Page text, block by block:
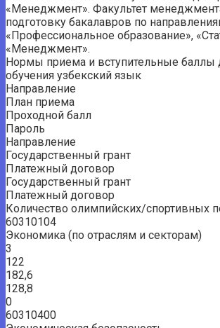
«Менеджмент». Факультет
подготовку бакалавров по
«Профессиональное образование»,
«Менеджмент».
Нормы приема и вступительные баллы
обучения узбекский язык
Направление
План приема
Проходной балл
Пароль
Направление
Государственный грант
Платежный договор
Государственный грант
Платежный договор
Количество олимпийских/спортивных
60310104
Экономика (по отраслям и секторам)
3
122
182,6
128,8
0
60310400